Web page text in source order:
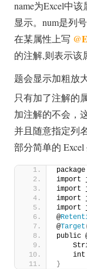
name为Excel中
显示。num是列
在某属性上写
的注解,则表示该
题会显示加粗放
只有加了注解的
加注解的不会，
并且随意指定列
部分简单的
import
import
import
import
@
@Target
public
    int
}